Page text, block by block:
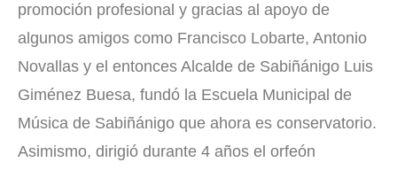
promoción profesional y gracias al apoyo de
algunos amigos como Francisco Lobarte, Antonio
Novallas y el entonces Alcalde de Sabiñánigo Luis
Giménez Buesa, fundó la Escuela Municipal de
Música de Sabiñánigo que ahora es conservatorio.
Asimismo, dirigió durante 4 años el orfeón